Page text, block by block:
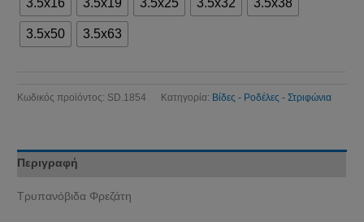
3.5x16 3.5x19 3.5x25 3.5x32 3.5x38
3.5x50 3.5x63
Κωδικός προϊόντος: SD.1854 Κατηγορία: Βίδες - Ροδέλες - Στριφώνια
Περιγραφή
Τρυπανόβιδα Φρεζάτη